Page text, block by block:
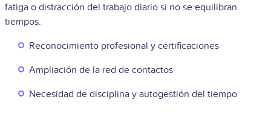
fatiga o distracción del trabajo diario si no se equilibran
tiempos.
Reconocimiento profesional y certificaciones
Ampliación de la red de contactos
Necesidad de disciplina y autogestión del tiempo